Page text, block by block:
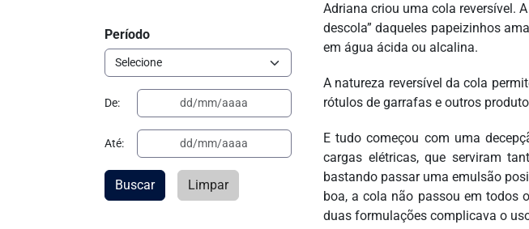
Adriana criou uma cola reversível.
descola” daqueles papeizinhos
em água ácida ou alcalina.
A natureza reversível da cola
rótulos de garrafas e outros
E tudo começou com uma
cargas elétricas, que serviram
bastando passar uma emulsão
boa, a cola não passou em todos
duas formulações complicava o
Período
De:
Até:
Buscar Limpar